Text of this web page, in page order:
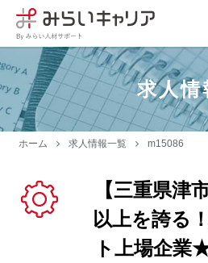
求人情
ホーム 求人情報一覧 m15086
【三重県津
以上を誇る
ト上場企業